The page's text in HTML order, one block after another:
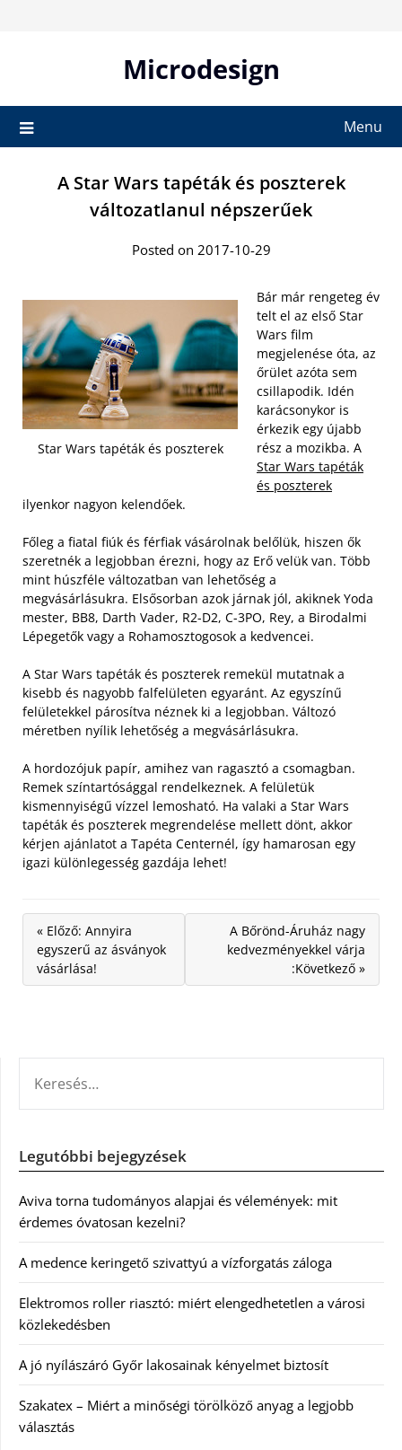
Microdesign
Menu
A Star Wars tapéták és poszterek
változatlanul népszerűek
Posted on 2017-10-29
Star Wars tapéták és poszterek
Bár már rengeteg év
telt el az első Star
Wars film
megjelenése óta, az
őrület azóta sem
csillapodik. Idén
karácsonykor is
érkezik egy újabb
rész a mozikba. A
Star Wars tapéták
és poszterek
ilyenkor nagyon kelendőek.
Főleg a fiatal fiúk és férfiak vásárolnak belőlük, hiszen ők
szeretnék a legjobban érezni, hogy az Erő velük van. Több
mint húszféle változatban van lehetőség a
megvásárlásukra. Elsősorban azok járnak jól, akiknek Yoda
mester, BB8, Darth Vader, R2-D2, C-3PO, Rey, a Birodalmi
Lépegetők vagy a Rohamosztogosok a kedvencei.
A Star Wars tapéták és poszterek remekül mutatnak a
kisebb és nagyobb falfelületen egyaránt. Az egyszínű
felületekkel párosítva néznek ki a legjobban. Változó
méretben nyílik lehetőség a megvásárlásukra.
A hordozójuk papír, amihez van ragasztó a csomagban.
Remek színtartósággal rendelkeznek. A felületük
kismennyiségű vízzel lemosható. Ha valaki a Star Wars
tapéták és poszterek megrendelése mellett dönt, akkor
kérjen ajánlatot a Tapéta Centernél, így hamarosan egy
igazi különlegesség gazdája lehet!
« Előző: Annyira
egyszerű az ásványok
vásárlása!
A Bőrönd-Áruház nagy
kedvezményekkel várja
:Következő »
Legutóbbi bejegyzések
Aviva torna tudományos alapjai és vélemények: mit
érdemes óvatosan kezelni?
A medence keringető szivattyú a vízforgatás záloga
Elektromos roller riasztó: miért elengedhetetlen a városi
közlekedésben
A jó nyílászáró Győr lakosainak kényelmet biztosít
Szakatex – Miért a minőségi törölköző anyag a legjobb
választás